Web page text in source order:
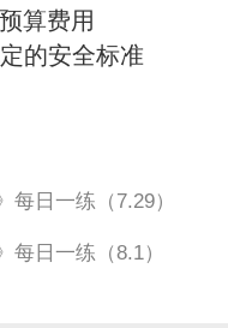
算费用
的安全标准
日一练（7.29）
日一练（8.1）